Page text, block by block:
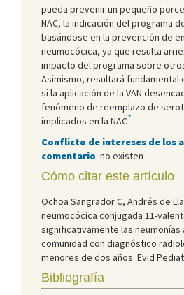
pueda prevenir un pequeño
NAC, la indicación del programa
basándose en la prevención de
neumocócica, ya que resulta
impacto del programa sobre
Asimismo, resultará
si la aplicación de la VAN
fenómeno de reemplazo de
implicados en la NAC7.
Conflicto de intereses de los
comentario: no existen
Cómo citar este artículo
Ochoa Sangrador C, Andrés de
neumocócica conjugada 11-
significativamente las neumonías
comunidad con diagnóstico
menores de dos años. Evid
Bibliografía